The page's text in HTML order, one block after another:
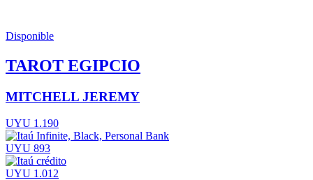
Disponible
TAROT EGIPCIO
MITCHELL JEREMY
UYU 1.190
UYU 893
UYU 1.012